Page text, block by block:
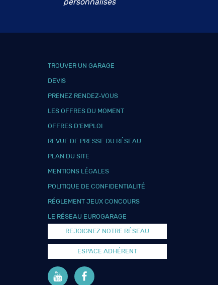
TROUVER UN GARAGE
DEVIS
PRENEZ RENDEZ-VOUS
LES OFFRES DU MOMENT
OFFRES D’EMPLOI
REVUE DE PRESSE DU RÉSEAU
PLAN DU SITE
MENTIONS LÉGALES
POLITIQUE DE CONFIDENTIALITÉ
RÉGLEMENT JEUX CONCOURS
LE RÉSEAU EUROGARAGE
REJOIGNEZ NOTRE RÉSEAU
ESPACE ADHÉRENT